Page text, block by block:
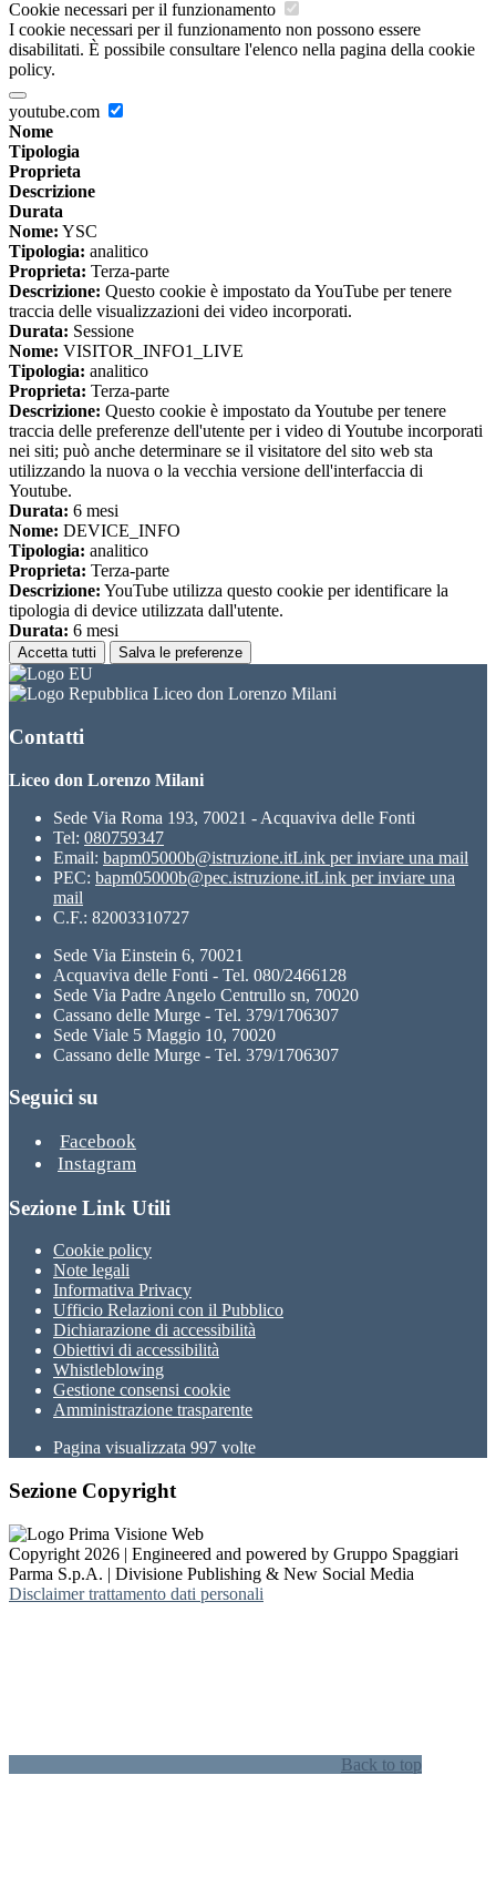
Cookie necessari per il funzionamento
I cookie necessari per il funzionamento non possono essere
disabilitati. È possibile consultare l'elenco nella pagina della cookie
policy.
youtube.com
Nome
Tipologia
Proprieta
Descrizione
Durata
Nome: YSC
Tipologia: analitico
Proprieta: Terza-parte
Descrizione: Questo cookie è impostato da YouTube per tenere
traccia delle visualizzazioni dei video incorporati.
Durata: Sessione
Nome: VISITOR_INFO1_LIVE
Tipologia: analitico
Proprieta: Terza-parte
Descrizione: Questo cookie è impostato da Youtube per tenere
traccia delle preferenze dell'utente per i video di Youtube incorporati
nei siti; può anche determinare se il visitatore del sito web sta
utilizzando la nuova o la vecchia versione dell'interfaccia di
Youtube.
Durata: 6 mesi
Nome: DEVICE_INFO
Tipologia: analitico
Proprieta: Terza-parte
Descrizione: YouTube utilizza questo cookie per identificare la
tipologia di device utilizzata dall'utente.
Durata: 6 mesi
Accetta tutti Salva le preferenze
Liceo don Lorenzo Milani
Contatti
Liceo don Lorenzo Milani
Sede Via Roma 193, 70021 - Acquaviva delle Fonti
Tel: 080759347
Email: bapm05000b@istruzione.itLink per inviare una mail
PEC: bapm05000b@pec.istruzione.itLink per inviare una
mail
C.F.: 82003310727
Sede Via Einstein 6, 70021
Acquaviva delle Fonti - Tel. 080/2466128
Sede Via Padre Angelo Centrullo sn, 70020
Cassano delle Murge - Tel. 379/1706307
Sede Viale 5 Maggio 10, 70020
Cassano delle Murge - Tel. 379/1706307
Seguici su
Facebook
Instagram
Sezione Link Utili
Cookie policy
Note legali
Informativa Privacy
Ufficio Relazioni con il Pubblico
Dichiarazione di accessibilità
Obiettivi di accessibilità
Whistleblowing
Gestione consensi cookie
Amministrazione trasparente
Pagina visualizzata 997 volte
Sezione Copyright
Copyright 2026 | Engineered and powered by Gruppo Spaggiari
Parma S.p.A. | Divisione Publishing & New Social Media
Disclaimer trattamento dati personali
Back to top